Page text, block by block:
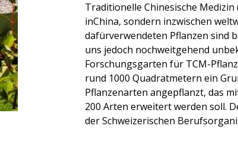
Traditionelle Chinesische
inChina, sondern inzwischen
dafürverwendeten Pflanzen sind
uns jedoch nochweitgehend
Forschungsgarten für TCM-
rund 1000 Quadratmetern ein
Pflanzenarten angepflanzt, das
200 Arten erweitert werden soll.
der Schweizerischen